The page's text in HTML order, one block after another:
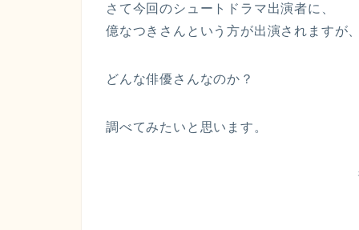
さて今回のシュートドラマ出演者に、
億なつきさんという方が出演されますが、
どんな俳優さんなのか？
調べてみたいと思います。